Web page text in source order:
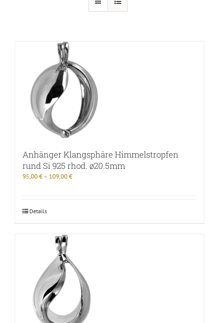
Anhänger Klangsphäre Himmelstropfen
rund Si 925 rhod. ø20.5mm
95,00€– 109,00€
Details